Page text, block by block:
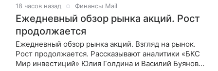
18 часов назад Финансы Mail
Ежедневный обзор рынка акций. Рост
продолжается
Ежедневный обзор рынка акций. Взгляд на рынок.
Рост продолжается. Рассказывают аналитики «БКС
Мир инвестиций» Юлия Голдина и Василий Буянов.